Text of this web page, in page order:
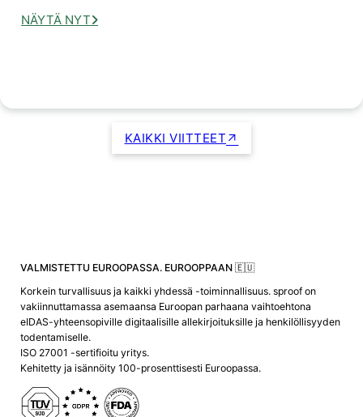
NÄYTÄ NYT
KAIKKI VIITTEET
VALMISTETTU EUROOPASSA. EUROOPPAAN 🇪🇺
Korkein turvallisuus ja kaikki yhdessä -toiminnallisuus. sproof on
vakiinnuttamassa asemaansa Euroopan parhaana vaihtoehtona
eIDAS-yhteensopiville digitaalisille allekirjoituksille ja henkilöllisyyden
todentamiselle.
ISO 27001 -sertifioitu yritys.
Kehitetty ja isännöity 100-prosenttisesti Euroopassa.